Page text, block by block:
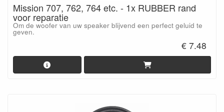
Mission 707, 762, 764 etc. - 1x RUBBER rand
voor reparatie
Om de woofer van uw speaker blijvend een perfect geluid te
geven.
€ 7.48